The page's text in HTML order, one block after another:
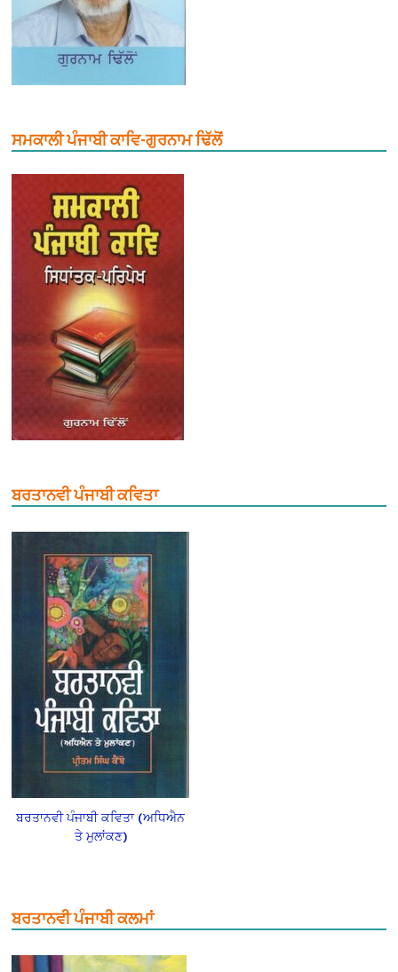
ਸਮਕਾਲੀ ਪੰਜਾਬੀ ਕਾਵਿ-ਗੁਰਨਾਮ ਢਿੱਲੋਂ
ਬਰਤਾਨਵੀ ਪੰਜਾਬੀ ਕਵਿਤਾ
ਬਰਤਾਨਵੀ ਪੰਜਾਬੀ ਕਵਿਤਾ (ਅਧਿਐਨ
ਤੇ ਮੁਲਾਂਕਣ)
ਬਰਤਾਨਵੀ ਪੰਜਾਬੀ ਕਲਮਾਂ